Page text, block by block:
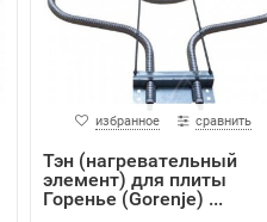
избранное сравнить
Тэн (нагревательный
элемент) для плиты
Горенье (Gorenje) ...